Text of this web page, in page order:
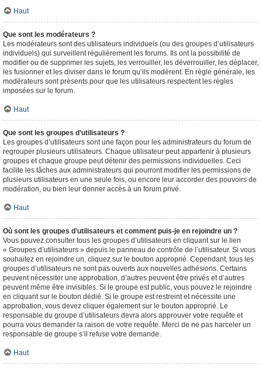
Haut
Que sont les modérateurs ?
Les modérateurs sont des utilisateurs individuels (ou des groupes d’utilisateurs
individuels) qui surveillent régulièrement les forums. Ils ont la possibilité de
modifier ou de supprimer les sujets, les verrouiller, les déverrouiller, les déplacer,
les fusionner et les diviser dans le forum qu’ils modèrent. En règle générale, les
modérateurs sont présents pour que les utilisateurs respectent les règles
imposées sur le forum.
Haut
Que sont les groupes d’utilisateurs ?
Les groupes d’utilisateurs sont une façon pour les administrateurs du forum de
regrouper plusieurs utilisateurs. Chaque utilisateur peut appartenir à plusieurs
groupes et chaque groupe peut détenir des permissions individuelles. Ceci
facilite les tâches aux administrateurs qui pourront modifier les permissions de
plusieurs utilisateurs en une seule fois, ou encore leur accorder des pouvoirs de
modération, ou bien leur donner accès à un forum privé.
Haut
Où sont les groupes d’utilisateurs et comment puis-je en rejoindre un ?
Vous pouvez consulter tous les groupes d’utilisateurs en cliquant sur le lien
« Groupes d’utilisateurs » depuis le panneau de contrôle de l’utilisateur. Si vous
souhaitez en rejoindre un, cliquez sur le bouton approprié. Cependant, tous les
groupes d’utilisateurs ne sont pas ouverts aux nouvelles adhésions. Certains
peuvent nécessiter une approbation, d’autres peuvent être privés et d’autres
peuvent même être invisibles. Si le groupe est public, vous pouvez le rejoindre
en cliquant sur le bouton dédié. Si le groupe est restreint et nécessite une
approbation, vous devez cliquer également sur le bouton approprié. Le
responsable du groupe d’utilisateurs devra alors approuver votre requête et
pourra vous demander la raison de votre requête. Merci de ne pas harceler un
responsable de groupe s’il refuse votre demande.
Haut